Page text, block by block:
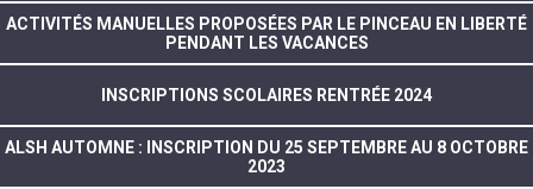
ACTIVITÉS MANUELLES PROPOSÉES PAR LE PINCEAU EN LIBERTÉ
PENDANT LES VACANCES
INSCRIPTIONS SCOLAIRES RENTRÉE 2024
ALSH AUTOMNE : INSCRIPTION DU 25 SEPTEMBRE AU 8 OCTOBRE
2023